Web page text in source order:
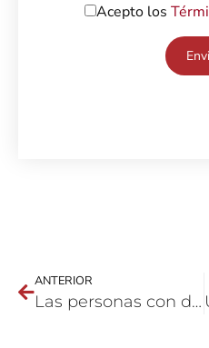
Acepto los
ANTERIOR
Las personas con discapacidad piden que se cumpla el artículo 49 de la Constitución